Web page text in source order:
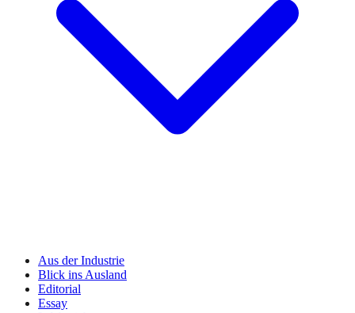
Aus der Industrie
Blick ins Ausland
Editorial
Essay